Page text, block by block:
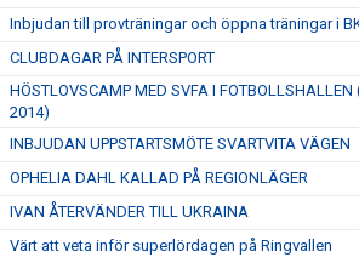
Inbjudan till provträningar och öppna träningar i
CLUBDAGAR PÅ INTERSPORT
HÖSTLOVSCAMP MED SVFA I FOTBOLLSHALLEN
2014)
INBJUDAN UPPSTARTSMÖTE SVARTVITA VÄGEN
OPHELIA DAHL KALLAD PÅ REGIONLÄGER
IVAN ÅTERVÄNDER TILL UKRAINA
Värt att veta inför superlördagen på Ringvallen